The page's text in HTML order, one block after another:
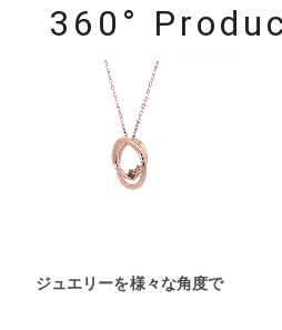
360°
ジュエリーを様々な角度で